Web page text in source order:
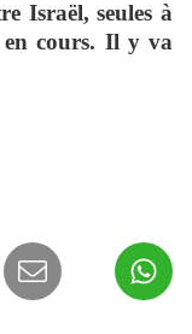
Israël, seules à
en cours. Il y va